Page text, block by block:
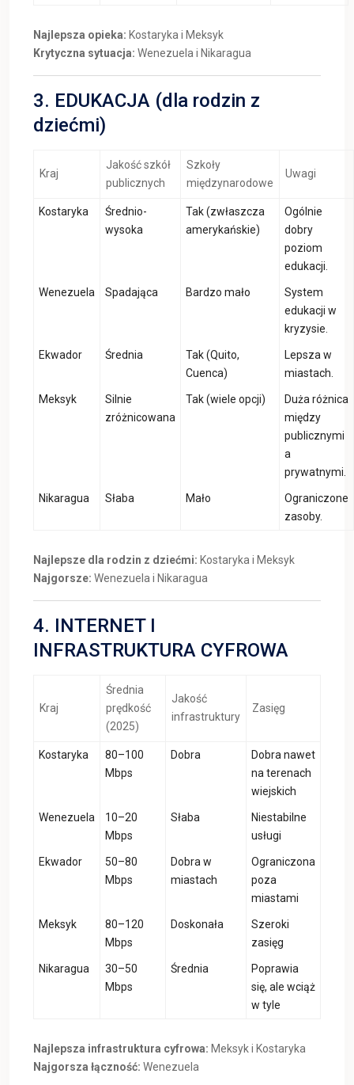
Najlepsza opieka: Kostaryka i Meksyk
Krytyczna sytuacja: Wenezuela i Nikaragua
3. EDUKACJA (dla rodzin z
dziećmi)
Kraj
Jakość szkół
publicznych
Szkoły
międzynarodowe
Uwagi
Kostaryka
Średnio-
wysoka
Tak (zwłaszcza
amerykańskie)
Ogólnie
dobry
poziom
edukacji.
Wenezuela Spadająca Bardzo mało
System
edukacji w
kryzysie.
Ekwador Średnia
Tak (Quito,
Cuenca)
Lepsza w
miastach.
Meksyk
Silnie
zróżnicowana
Tak (wiele opcji)
Duża różnica
między
publicznymi
a
prywatnymi.
Nikaragua Słaba Mało
Ograniczone
zasoby.
Najlepsze dla rodzin z dziećmi: Kostaryka i Meksyk
Najgorsze: Wenezuela i Nikaragua
4. INTERNET I
INFRASTRUKTURA CYFROWA
Kraj
Średnia
prędkość
(2025)
Jakość
infrastruktury
Zasięg
Kostaryka
80–100
Mbps
Dobra
Dobra nawet
na terenach
wiejskich
Wenezuela
10–20
Mbps
Słaba
Niestabilne
usługi
Ekwador
50–80
Mbps
Dobra w
miastach
Ograniczona
poza
miastami
Meksyk
80–120
Mbps
Doskonała
Szeroki
zasięg
Nikaragua
30–50
Mbps
Średnia
Poprawia
się, ale wciąż
w tyle
Najlepsza infrastruktura cyfrowa: Meksyk i Kostaryka
Najgorsza łączność: Wenezuela